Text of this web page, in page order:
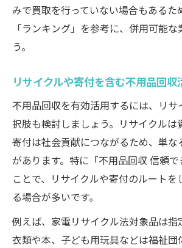
みで買取を行っていない場合もあるた
「ランキング」を参考に、併用可能
う。
リサイクルや寄付を含む不用品回収
不用品回収を有効活用するには、リ
択肢も検討しましょう。リサイクルは
寄付は社会貢献につながるため、単な
があります。特に「不用品回収 信頼
ことで、リサイクルや寄付のルートを
る場合が多いです。
例えば、家電リサイクル法対象品は指
衣類や本、子ども用玩具などは福祉団